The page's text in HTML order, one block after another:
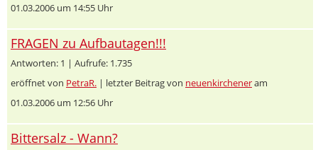
01.03.2006 um 14:55 Uhr
FRAGEN zu Aufbautagen!!!
Antworten: 1 | Aufrufe: 1.735
eröffnet von PetraR. | letzter Beitrag von neuenkircheneram
01.03.2006 um 12:56 Uhr
Bittersalz - Wann?